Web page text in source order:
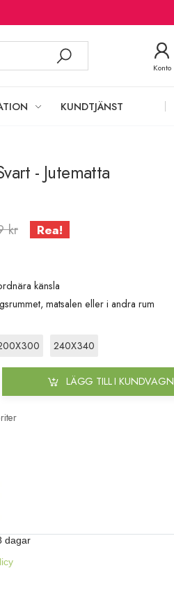
Konto
KUNDTJÄNST
- Jutematta
kr Rea!
känsla
matsalen eller i andra rum
240X340
LÄGG TILL I KUNDVAGN
dagar